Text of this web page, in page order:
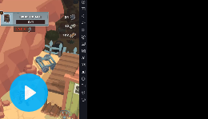
Воспроизвести